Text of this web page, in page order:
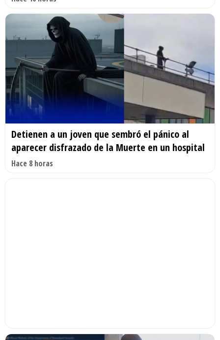
Detienen a un joven que sembró el pánico al
aparecer disfrazado de la Muerte en un hospital
Hace 8 horas